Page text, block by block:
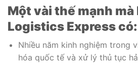
Một vài thế mạnh mà
Logistics Express có:
Nhiều năm kinh nghiệm trong
hóa quốc tế và xử lý thủ tục